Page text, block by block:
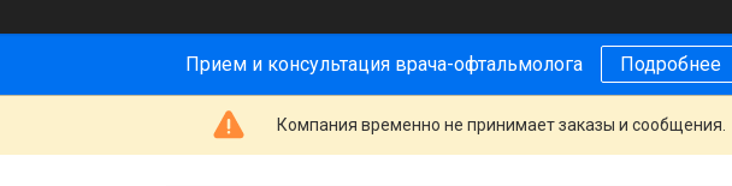
Прием и консультация врача-офтальмолога Подробнее
Компания временно не принимает заказы и сообщения.